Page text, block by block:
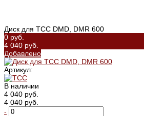
Диск для ТСС DMD, DMR 600
0 руб.
4 040 руб.
Добавлено
Артикул:
В наличии
4 040 руб.
4 040 руб.
-